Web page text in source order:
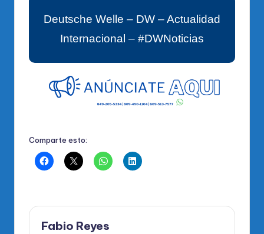
Deutsche Welle – DW – Actualidad
Internacional – #DWNoticias
Comparte esto:
Fabio Reyes